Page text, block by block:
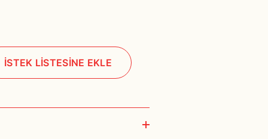
İSTEK LİSTESİNE EKLE